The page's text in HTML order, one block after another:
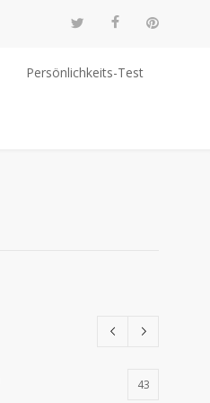
Persönlichkeits-Test
43